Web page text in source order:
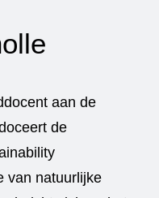
aan de
de
van natuurlijke